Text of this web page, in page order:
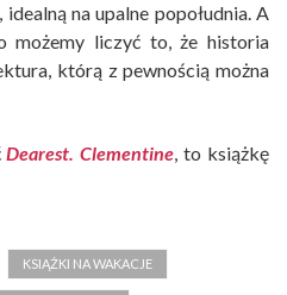
na upalne popołudnia. A
liczyć to, że historia
którą z pewnością można
Dearest. Clementine, to książkę
KSIĄŻKI NA WAKACJE